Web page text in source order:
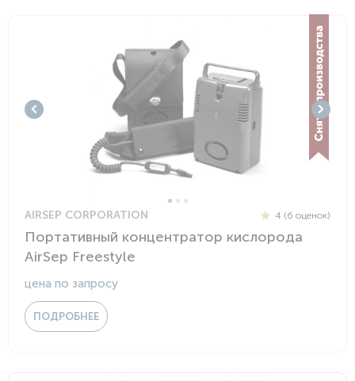
AIRSEP CORPORATION 4 (6 оценок)
Портативный концентратор кислорода
AirSep Freestyle
цена по запросу
ПОДРОБНЕЕ